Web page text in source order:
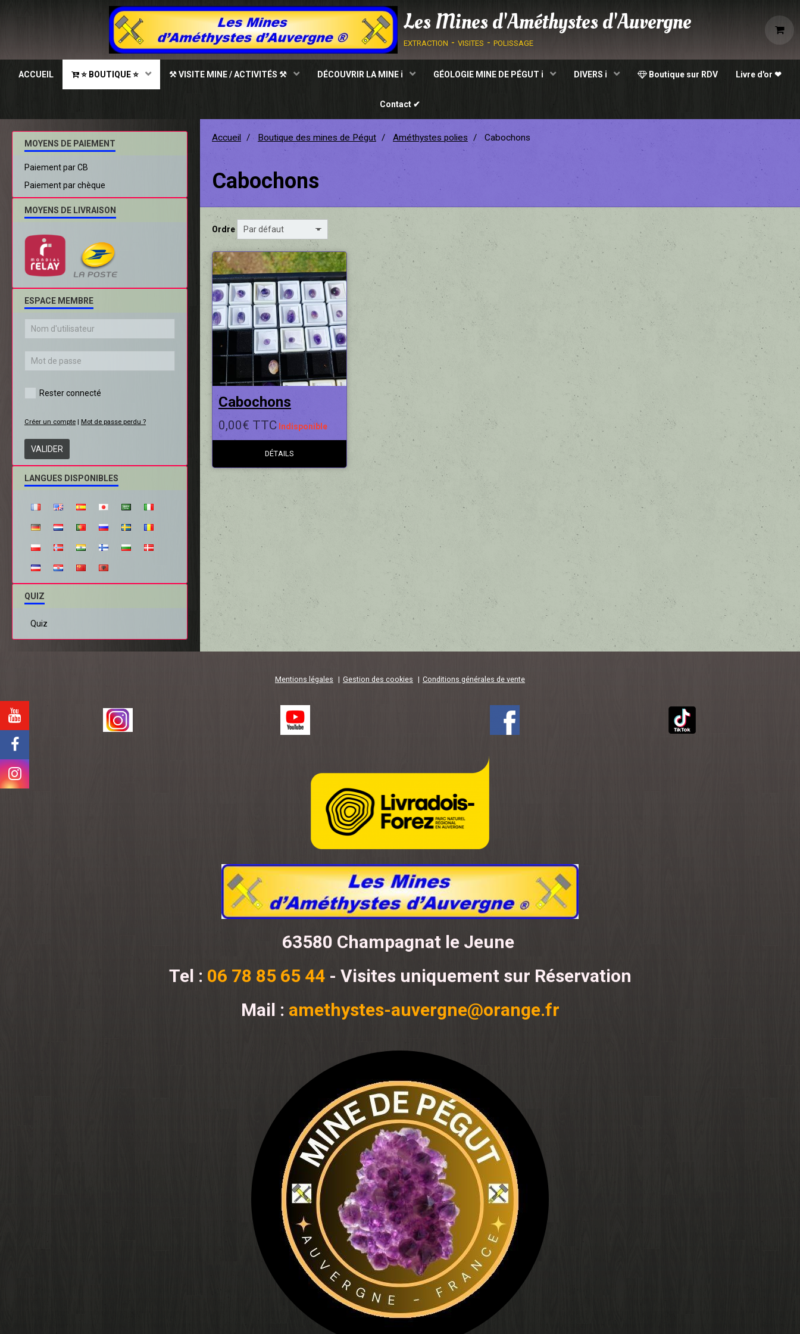
Les Mines d'Améthystes d'Auvergne
extraction - visites - polissage
ACCUEIL ⭐ BOUTIQUE ⭐ ⚒ VISITE MINE / ACTIVITÉS ⚒ DÉCOUVRIR LA MINE ℹ GÉOLOGIE MINE DE PÉGUT ℹ DIVERS ℹ Boutique sur RDV Livre d'or ❤
Contact ✔
Accueil Boutique des mines de Pégut Améthystes polies Cabochons
Cabochons
Ordre
Cabochons
0,00€ TTC Indisponible
DÉTAILS
MOYENS DE PAIEMENT
Paiement par CB
Paiement par chèque
MOYENS DE LIVRAISON
ESPACE MEMBRE
Rester connecté
Créer un compte | Mot de passe perdu ?
VALIDER
LANGUES DISPONIBLES
QUIZ
Quiz
Mentions légales Gestion des cookies Conditions générales de vente
63580 Champagnat le Jeune
Tel : 06 78 85 65 44- Visites uniquement sur Réservation
Mail : amethystes-auvergne@orange.fr